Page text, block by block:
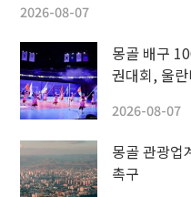
2026-08-07
몽골 배구
권대회, 울
2026-08-07
몽골 관광업
촉구